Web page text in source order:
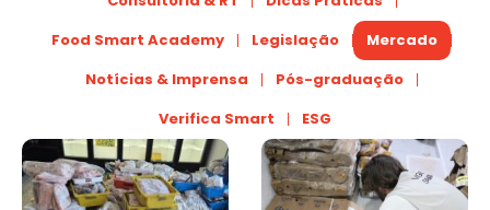
Food Smart Academy
Legislação
Mercado
Notícias & Imprensa
Pós-graduação
Verifica Smart
ESG